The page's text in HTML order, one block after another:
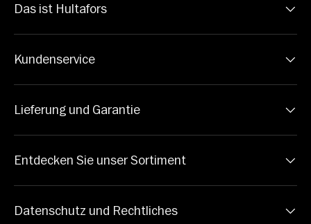
Das ist Hultafors
Kundenservice
Lieferung und Garantie
Entdecken Sie unser Sortiment
Datenschutz und Rechtliches